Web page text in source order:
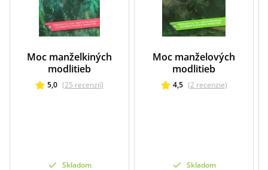
Moc manželkiných
modlitieb
5,0 (25 recenzií)
Skladom
Moc manželových
modlitieb
4,5 (2 recenzie)
Skladom